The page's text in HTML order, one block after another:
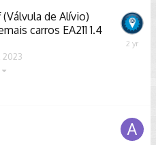
de Alívio)
carros EA211 1.4